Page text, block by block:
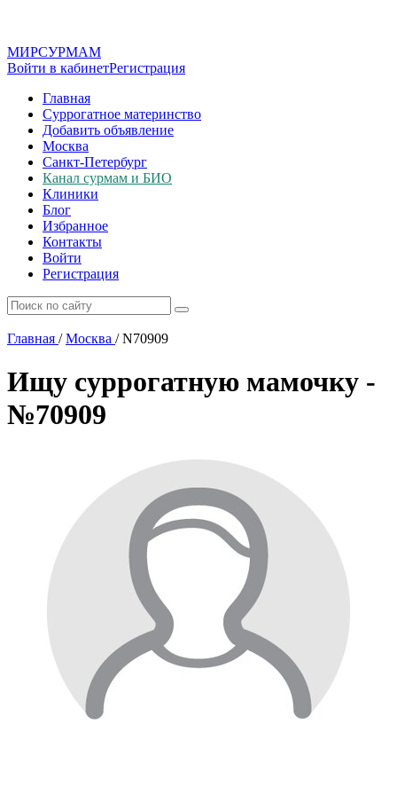
МИРСУРМАМ
Войти в кабинетРегистрация
Главная
Суррогатное материнство
Добавить объявление
Москва
Санкт-Петербург
Канал сурмам и БИО
Клиники
Блог
Избранное
Контакты
Войти
Регистрация
Главная / Москва /N70909
Ищу суррогатную мамочку -
№70909